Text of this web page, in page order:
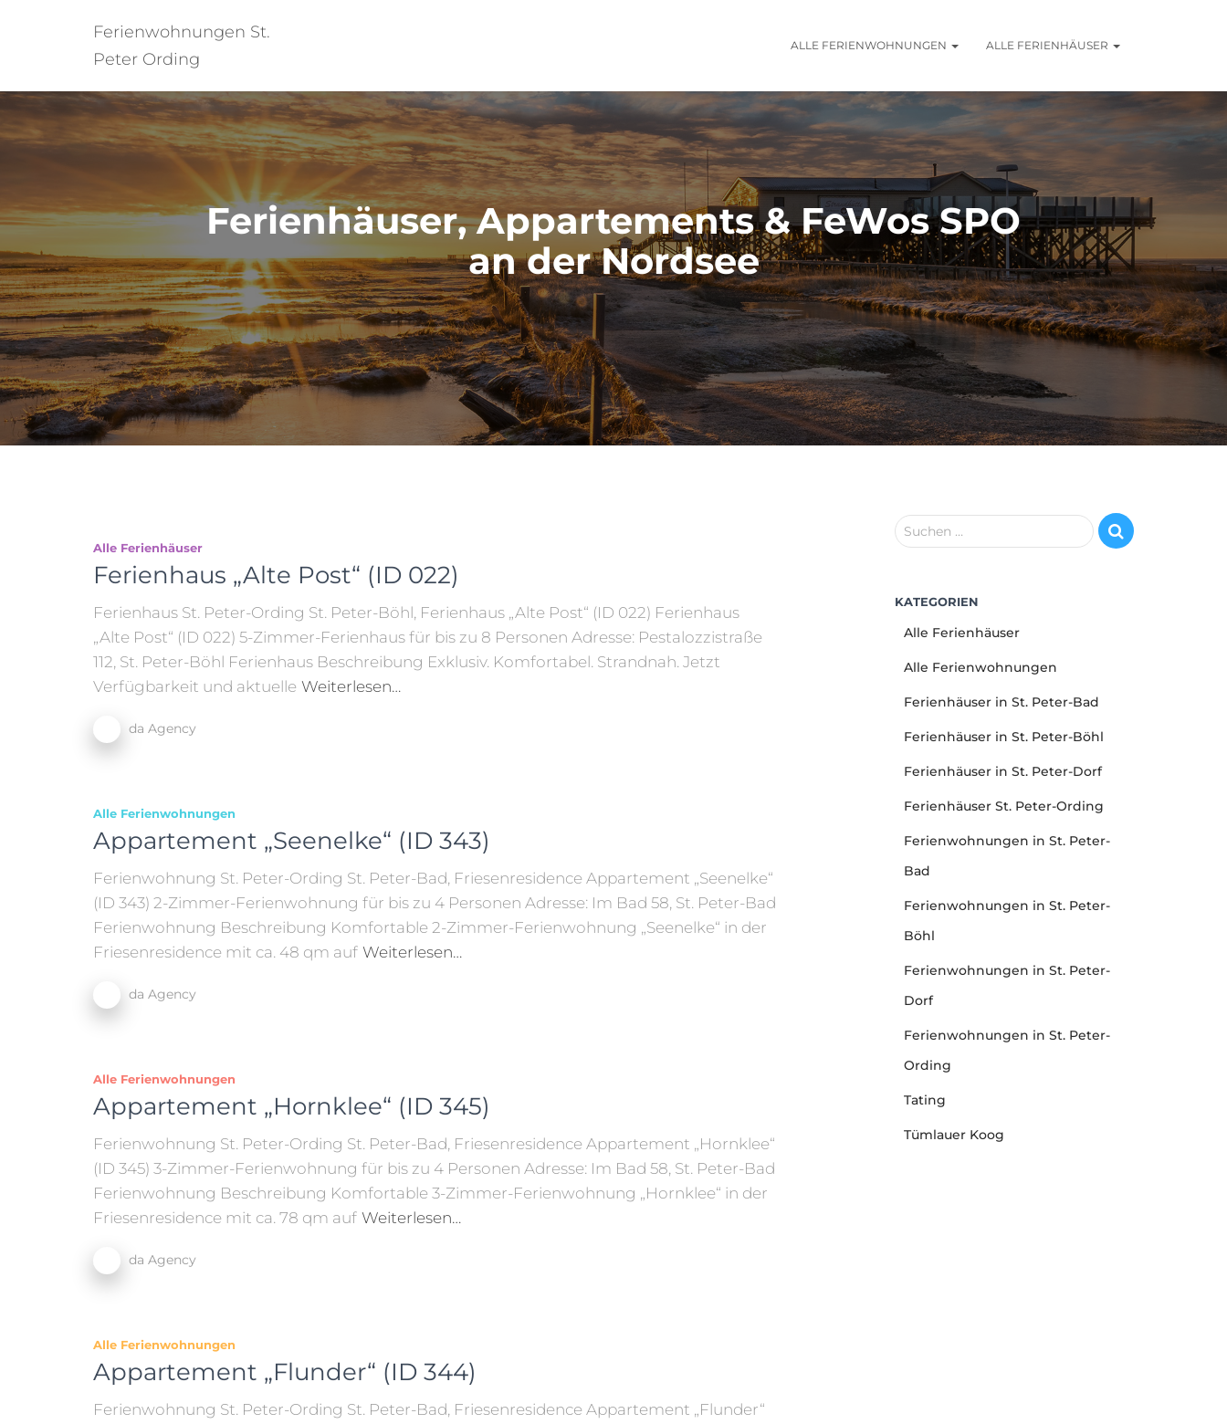
Ferienwohnungen St.
Peter Ording
ALLE FERIENWOHNUNGEN ALLE FERIENHÄUSER
Ferienhäuser, Appartements & FeWos SPO
an der Nordsee
Alle Ferienhäuser
Ferienhaus „Alte Post“ (ID 022)
Ferienhaus St. Peter-Ording St. Peter-Böhl, Ferienhaus „Alte Post“ (ID 022) Ferienhaus
„Alte Post“ (ID 022) 5-Zimmer-Ferienhaus für bis zu 8 Personen Adresse: Pestalozzistraße
112, St. Peter-Böhl Ferienhaus Beschreibung Exklusiv. Komfortabel. Strandnah. Jetzt
Verfügbarkeit und aktuelle Weiterlesen…
da Agency
Alle Ferienwohnungen
Appartement „Seenelke“ (ID 343)
Ferienwohnung St. Peter-Ording St. Peter-Bad, Friesenresidence Appartement „Seenelke“
(ID 343) 2-Zimmer-Ferienwohnung für bis zu 4 Personen Adresse: Im Bad 58, St. Peter-Bad
Ferienwohnung Beschreibung Komfortable 2-Zimmer-Ferienwohnung „Seenelke“ in der
Friesenresidence mit ca. 48 qm auf Weiterlesen…
da Agency
Alle Ferienwohnungen
Appartement „Hornklee“ (ID 345)
Ferienwohnung St. Peter-Ording St. Peter-Bad, Friesenresidence Appartement „Hornklee“
(ID 345) 3-Zimmer-Ferienwohnung für bis zu 4 Personen Adresse: Im Bad 58, St. Peter-Bad
Ferienwohnung Beschreibung Komfortable 3-Zimmer-Ferienwohnung „Hornklee“ in der
Friesenresidence mit ca. 78 qm auf Weiterlesen…
da Agency
Alle Ferienwohnungen
Appartement „Flunder“ (ID 344)
Ferienwohnung St. Peter-Ording St. Peter-Bad, Friesenresidence Appartement „Flunder“
S
e
Suchen …
KATEGORIEN
Alle Ferienhäuser
Alle Ferienwohnungen
Ferienhäuser in St. Peter-Bad
Ferienhäuser in St. Peter-Böhl
Ferienhäuser in St. Peter-Dorf
Ferienhäuser St. Peter-Ording
Ferienwohnungen in St. Peter-
Bad
Ferienwohnungen in St. Peter-
Böhl
Ferienwohnungen in St. Peter-
Dorf
Ferienwohnungen in St. Peter-
Ording
Tating
Tümlauer Koog